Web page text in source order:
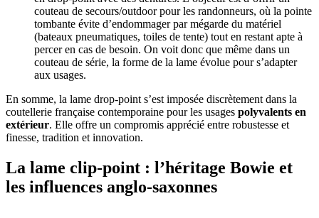
couteau de secours/outdoor pour les randonneurs, où la pointe
tombante évite d’endommager par mégarde du matériel
(bateaux pneumatiques, toiles de tente) tout en restant apte à
percer en cas de besoin. On voit donc que même dans un
couteau de série, la forme de la lame évolue pour s’adapter
aux usages.
En somme, la lame drop-point s’est imposée discrètement dans la
coutellerie française contemporaine pour les usages polyvalents en
extérieur. Elle offre un compromis apprécié entre robustesse et
finesse, tradition et innovation.
La lame clip-point : l’héritage Bowie et
les influences anglo-saxonnes